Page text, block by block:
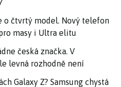
o čtvrtý model. Nový telefon
masy i Ultra elitu
česká značka. V
levná rozhodně není
Galaxy Z? Samsung chystá